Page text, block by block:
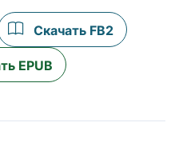
Скачать FB2
EPUB